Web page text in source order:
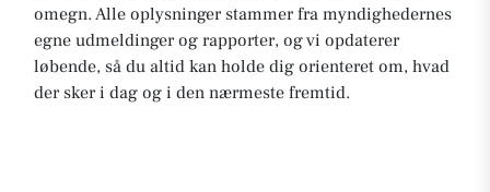
omegn. Alle oplysninger stammer fra myndighedernes
egne udmeldinger og rapporter, og vi opdaterer
løbende, så du altid kan holde dig orienteret om, hvad
der sker i dag og i den nærmeste fremtid.